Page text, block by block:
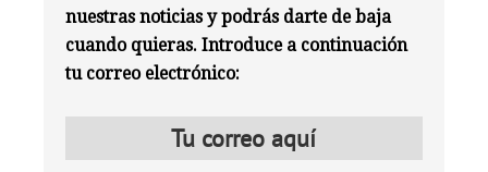
nuestras noticias y podrás darte de baja
cuando quieras. Introduce a continuación
tu correo electrónico: